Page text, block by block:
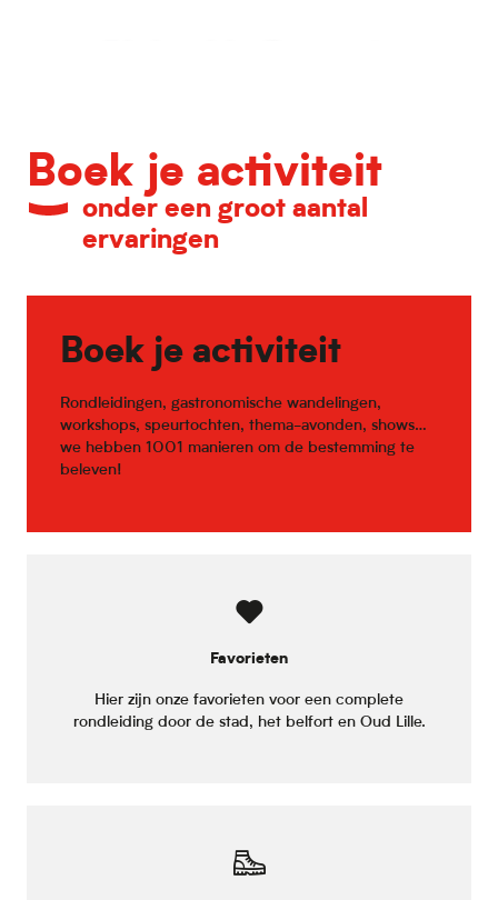
Boek je activiteit
onder een groot aantal
ervaringen
Boek je activiteit
Rondleidingen, gastronomische wandelingen,
workshops, speurtochten, thema-avonden, shows…
we hebben 1001 manieren om de bestemming te
beleven!
Favorieten
Hier zijn onze favorieten voor een complete
rondleiding door de stad, het belfort en Oud Lille.